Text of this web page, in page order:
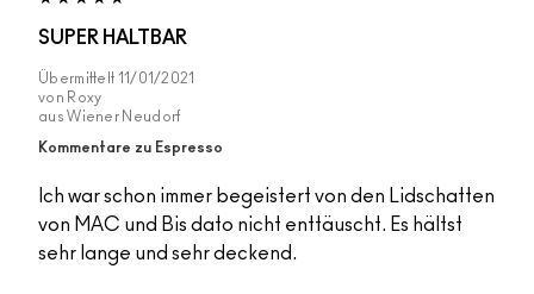
SUPER HALTBAR
Übermittelt 11/01/2021
von Roxy
aus Wiener Neudorf
Kommentare zu Espresso
Ich war schon immer begeistert von den Lidschatten
von MAC und Bis dato nicht enttäuscht. Es hältst
sehr lange und sehr deckend.